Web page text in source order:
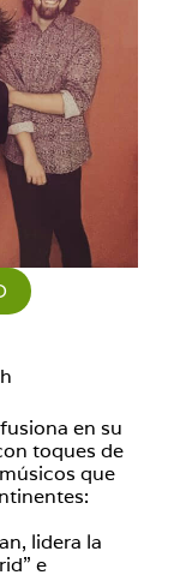
en su
toques de
que
lidera la
e